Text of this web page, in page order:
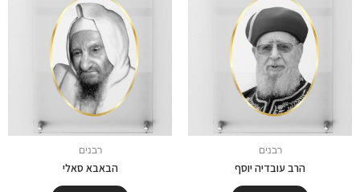
רבנים
הרב עובדיה יוסף
רבנים
הבאבא סאלי